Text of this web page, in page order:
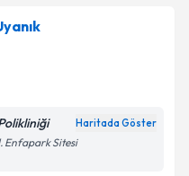
ediyorum.
Gönder
takvimi talebi
almanız için bir
ile bilgilendireceğiz.
Haritada Göster
Enfapark Sitesi